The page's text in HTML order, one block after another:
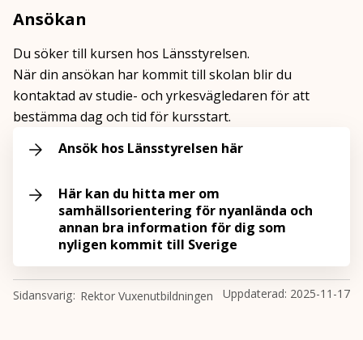
Ansökan
Du söker till kursen hos Länsstyrelsen.
När din ansökan har kommit till skolan blir du
kontaktad av studie- och yrkesvägledaren för att
bestämma dag och tid för kursstart.
Ansök hos Länsstyrelsen här
Här kan du hitta mer om
samhällsorientering för nyanlända och
annan bra information för dig som
nyligen kommit till Sverige
Rektor Vuxenutbildningen
Sidansvarig Uppdaterad: 2025-11-17